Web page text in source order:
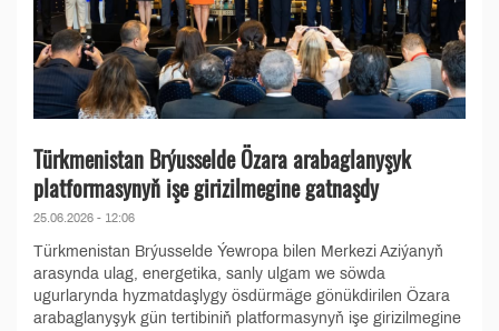
Türkmenistan Brýusselde Özara arabaglanyşyk
platformasynyň işe girizilmegine gatnaşdy
25.06.2026 - 12:06
Türkmenistan Brýusselde Ýewropa bilen Merkezi Aziýanyň
arasynda ulag, energetika, sanly ulgam we söwda
ugurlarynda hyzmatdaşlygy ösdürmäge gönükdirilen Özara
arabaglanyşyk gün tertibiniň platformasynyň işe girizilmegine